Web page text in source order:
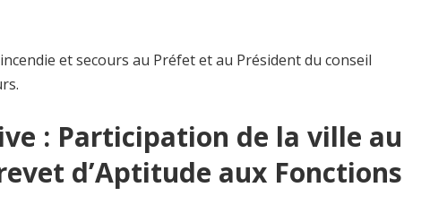
et secours au Préfet et au Président du conseil
: Participation de la ville au
d’Aptitude aux Fonctions